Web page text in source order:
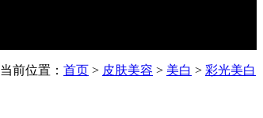
当前位置： 首页 > 皮肤美容 > 美白 > 彩光美白